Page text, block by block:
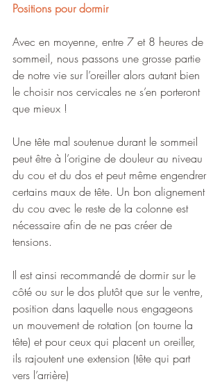
Positions pour dormir
Avec en moyenne, entre 7 et 8 heures de
sommeil, nous passons une grosse partie
de notre vie sur l’oreiller alors autant bien
le choisir nos cervicales ne s’en porteront
que mieux !
Une tête mal soutenue durant le sommeil
peut être à l’origine de douleur au niveau
du cou et du dos et peut même engendrer
certains maux de tête. Un bon alignement
du cou avec le reste de la colonne est
nécessaire afin de ne pas créer de
tensions.
Il est ainsi recommandé de dormir sur le
côté ou sur le dos plutôt que sur le ventre,
position dans laquelle nous engageons
un mouvement de rotation (on tourne la
tête) et pour ceux qui placent un oreiller,
ils rajoutent une extension (tête qui part
vers l’arrière)